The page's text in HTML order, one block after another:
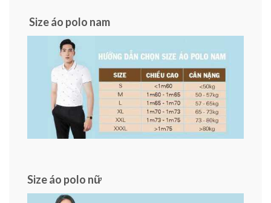
Size áo polo nam
Size áo polo nữ